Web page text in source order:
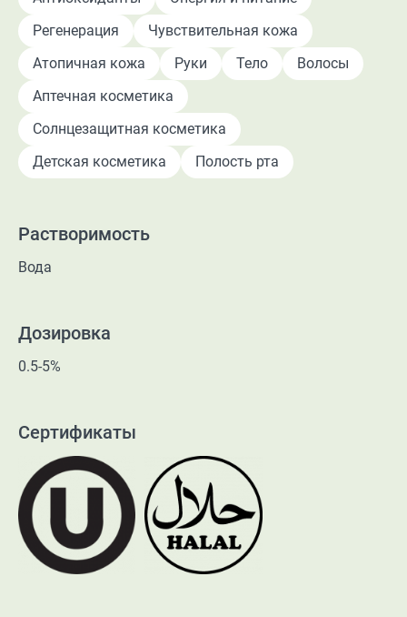
Регенерация
Чувствительная кожа
Атопичная кожа
Руки Тело
Волосы
Аптечная косметика
Солнцезащитная косметика
Детская косметика
Полость рта
Растворимость
Вода
Дозировка
0.5-5%
Сертификаты